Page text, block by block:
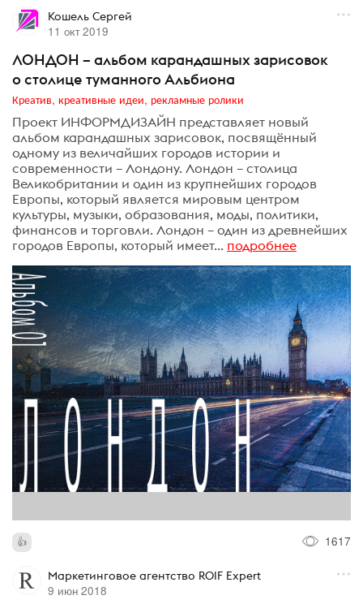
Кошель Сергей
11 окт 2019
ЛОНДОН – альбом карандашных зарисовок
о столице туманного Альбиона
Креатив, креативные идеи, рекламные ролики
Проект ИНФОРМДИЗАЙН представляет новый
альбом карандашных зарисовок, посвящённый
одному из величайших городов истории и
современности – Лондону. Лондон – столица
Великобритании и один из крупнейших городов
Европы, который является мировым центром
культуры, музыки, образования, моды, политики,
финансов и торговли. Лондон – один из древнейших
городов Европы, который имеет... подробнее
1617
Маркетинговое агентство ROIF Expert
9 июн 2018